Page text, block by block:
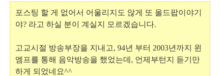
포스팅 할 게 없어서 어울리지도 않게 또 올드팝이야기
야? 라고 하실 분이 계실지 모르겠습니다.
고교시절 방송부장을 지내고, 94년 부터 2003년까지 윈
엠프를 통해 음악방송을 했었는데, 언제부턴지 듣기만
하게 되었네요^^